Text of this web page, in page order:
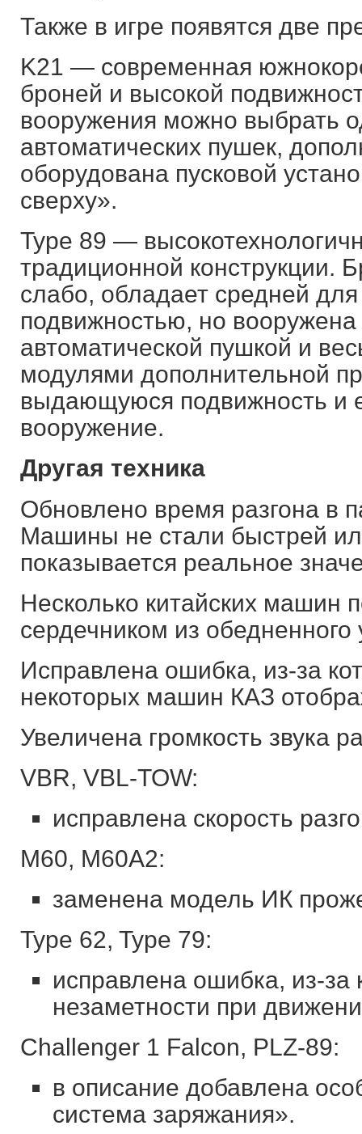
Также в игре появятся две
K21 — современная
броней и высокой
вооружения можно выбрать
автоматических пушек,
оборудована пусковой
сверху».
Type 89 —
традиционной конструкции.
слабо, обладает средней для
подвижностью, но
автоматической пушкой и
модулями дополнительной
выдающуюся подвижность и
вооружение.
Другая техника
Обновлено время разгона в
Машины не стали быстрей
показывается реальное
Несколько китайских машин
сердечником из
Исправлена ошибка, из-за
некоторых машин КАЗ
Увеличена громкость звука
VBR, VBL-TOW:
исправлена скорость
M60, M60A2:
заменена модель ИК
Type 62, Type 79:
исправлена ошибка, из-за
незаметности при
Challenger 1 Falcon, PLZ-89:
в описание добавлена
система заряжания».